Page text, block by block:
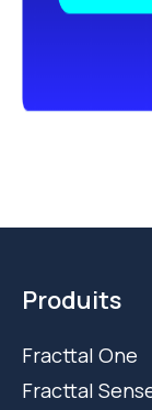
Produits
Fracttal One
Fracttal